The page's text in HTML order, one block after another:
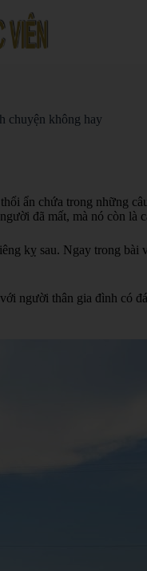
chuyện không hay
ẩn chứa trong những
đã mất, mà nó còn là
kỵ sau. Ngay trong
thân gia đình có